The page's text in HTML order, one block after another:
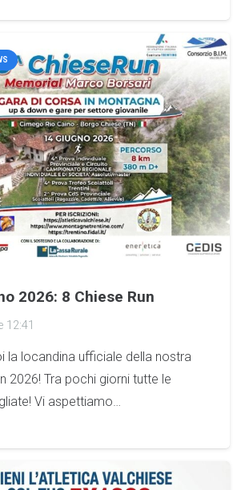
2026: 8 Chiese Run
12:41
la locandina ufficiale della nostra
2026! Tra pochi giorni tutte le
Vi aspettiamo…